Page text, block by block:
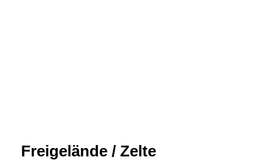
Freigelände / Zelte